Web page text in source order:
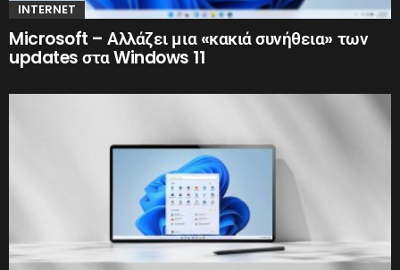
INTERNET
Microsoft – Αλλάζει μια «κακιά συνήθεια» των
updates στα Windows 11